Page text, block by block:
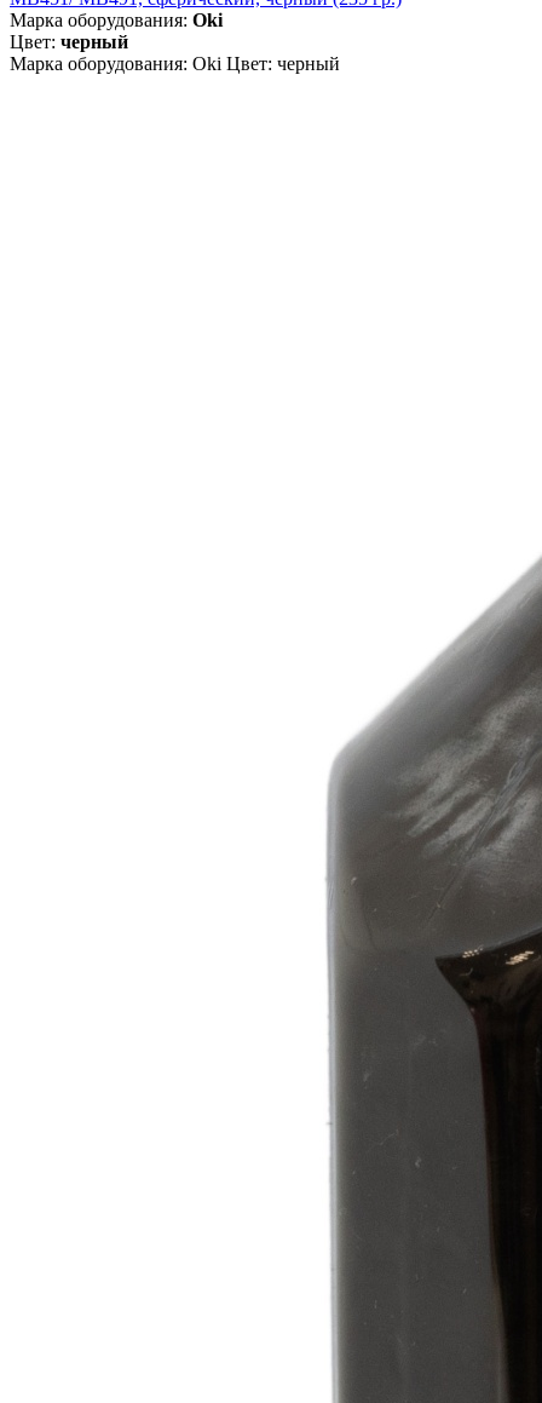
Марка оборудования: Oki
Цвет: черный
Марка оборудования: Oki Цвет: черный